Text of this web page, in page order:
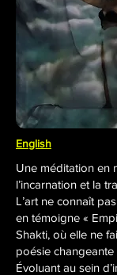
English
Une méditation en
l’incarnation et la
L’art ne connaît
en témoigne «
Shakti, où elle ne
poésie
Évoluant au sein